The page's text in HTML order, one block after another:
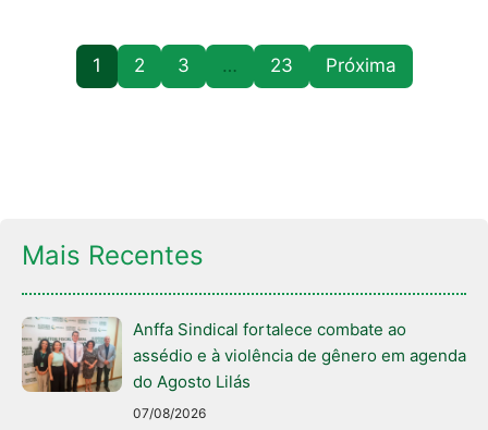
1 2 3 … 23 Próxima
Mais Recentes
Anffa Sindical fortalece combate ao
assédio e à violência de gênero em agenda
do Agosto Lilás
07/08/2026